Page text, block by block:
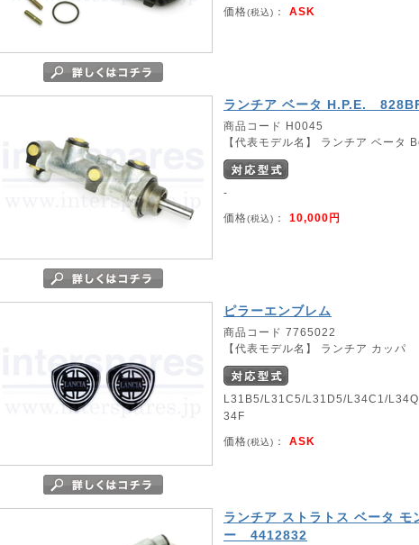
価格(税込) ： ASK
ランチア ベータ H.P.E.
商品コード H0045
【代表モデル名】 ランチア ベータ
-
価格(税込) ： 10,000円
ピラーエンブレム
商品コード 7765022
【代表モデル名】 ランチア カッパ
L31B5/L31C5/L31D5/L34C1/
34F
価格(税込) ： ASK
ランチア ストラトス ベータ
ー 4412832